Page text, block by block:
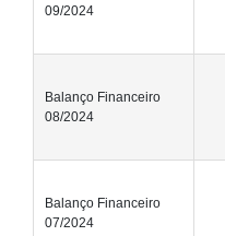
09/2024
Balanço Financeiro
08/2024
Balanço Financeiro
07/2024